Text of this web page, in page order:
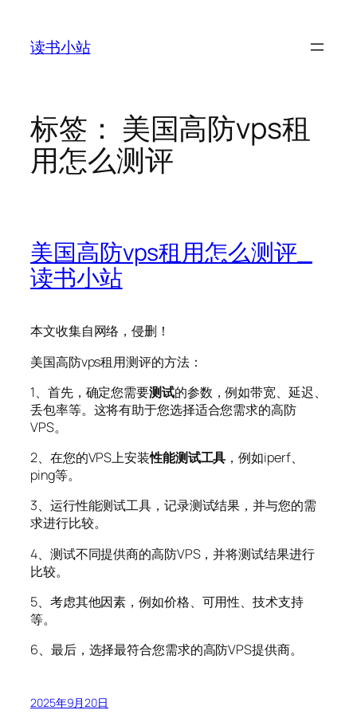
读书小站
标签： 美国高防vps租
用怎么测评
美国高防vps租用怎么测评_
读书小站
本文收集自网络，侵删！
美国高防vps租用测评的方法：
1、首先，确定您需要测试的参数，例如带宽、延迟、
丢包率等。这将有助于您选择适合您需求的高防
VPS。
2、在您的VPS上安装性能测试工具 ，例如iperf、
ping等。
3、运行性能测试工具，记录测试结果，并与您的需
求进行比较。
4、测试不同提供商的高防VPS，并将测试结果进行
比较。
5、考虑其他因素，例如价格、可用性、技术支持
等。
6、最后，选择最符合您需求的高防VPS提供商。
2025年9月20日